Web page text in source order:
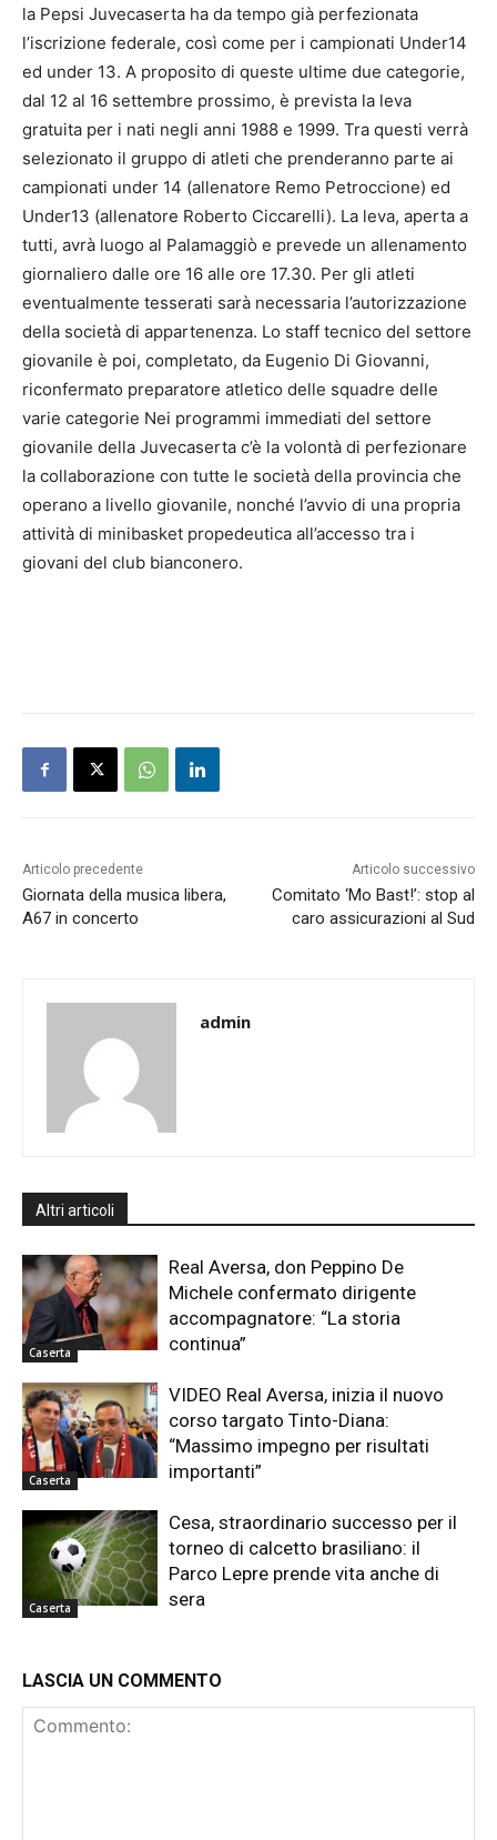
la Pepsi Juvecaserta ha da tempo già perfezionata
l’iscrizione federale, così come per i campionati Under14
ed under 13. A proposito di queste ultime due categorie,
dal 12 al 16 settembre prossimo, è prevista la leva
gratuita per i nati negli anni 1988 e 1999. Tra questi verrà
selezionato il gruppo di atleti che prenderanno parte ai
campionati under 14 (allenatore Remo Petroccione) ed
Under13 (allenatore Roberto Ciccarelli). La leva, aperta a
tutti, avrà luogo al Palamaggiò e prevede un allenamento
giornaliero dalle ore 16 alle ore 17.30. Per gli atleti
eventualmente tesserati sarà necessaria l’autorizzazione
della società di appartenenza. Lo staff tecnico del settore
giovanile è poi, completato, da Eugenio Di Giovanni,
riconfermato preparatore atletico delle squadre delle
varie categorie Nei programmi immediati del settore
giovanile della Juvecaserta c’è la volontà di perfezionare
la collaborazione con tutte le società della provincia che
operano a livello giovanile, nonché l’avvio di una propria
attività di minibasket propedeutica all’accesso tra i
giovani del club bianconero.
Articolo precedente
Giornata della musica libera,
A67 in concerto
Articolo successivo
Comitato ‘Mo Bast!’: stop al
caro assicurazioni al Sud
admin
Altri articoli
Caserta
Real Aversa, don Peppino De
Michele confermato dirigente
accompagnatore: “La storia
continua”
Caserta
VIDEO Real Aversa, inizia il nuovo
corso targato Tinto-Diana:
“Massimo impegno per risultati
importanti”
Caserta
Cesa, straordinario successo per il
torneo di calcetto brasiliano: il
Parco Lepre prende vita anche di
sera
LASCIA UN COMMENTO